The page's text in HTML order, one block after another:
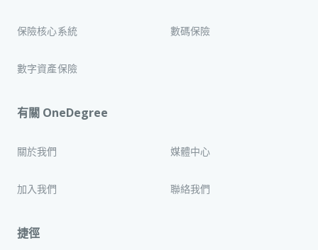
保險核心系統 數碼保險
數字資產保險
有關 OneDegree
關於我們 媒體中心
加入我們 聯絡我們
捷徑